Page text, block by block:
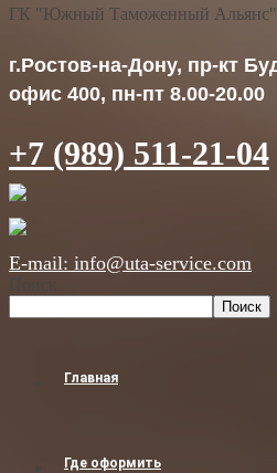
ГК "Южный Таможенный Альянс"
г.Ростов-на-Дону, пр-кт
офис 400, пн-пт 8.00-20.00
+7 (989) 511-21-04
E-mail: info@uta-service.com
Поиск
Главная
Где оформить